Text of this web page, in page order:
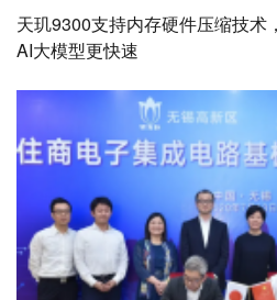
天玑9300支持内存硬件压缩技术
AI大模型更快速